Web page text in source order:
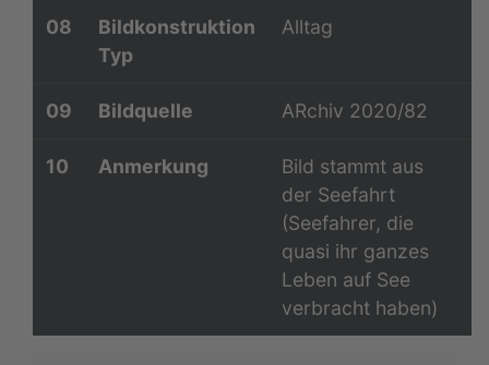
08
Bildkonstruktion
Typ
Alltag
09 Bildquelle ARchiv 2020/82
10 Anmerkung
Bild stammt aus
der Seefahrt
(Seefahrer, die
quasi ihr ganzes
Leben auf See
verbracht haben)